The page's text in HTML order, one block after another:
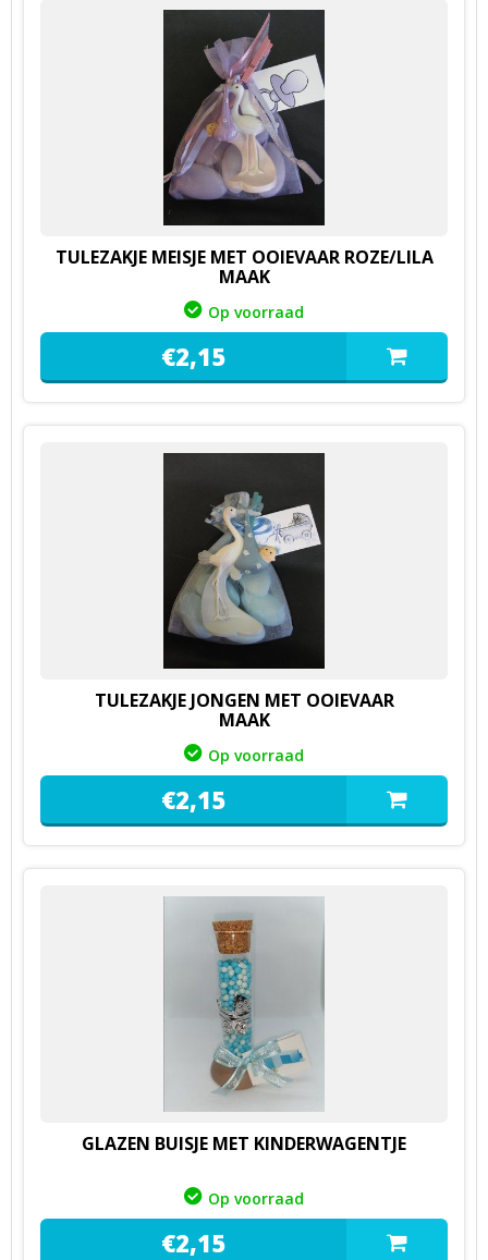
TULEZAKJE MEISJE MET OOIEVAAR ROZE/LILA
MAAK
Op voorraad
€2,15
TULEZAKJE JONGEN MET OOIEVAAR
MAAK
Op voorraad
€2,15
GLAZEN BUISJE MET KINDERWAGENTJE
Op voorraad
€2,15